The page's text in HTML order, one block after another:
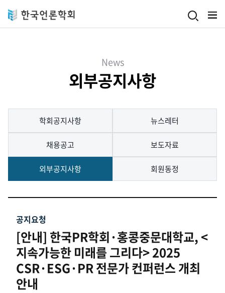
News
외부공지사항
학회공지사항 뉴스레터
채용공고 보도자료
외부공지사항 회원동정
공지요청
[안내] 한국PR학회·홍콩중문대학교, <
지속가능한 미래를 그리다> 2025
CSR·ESG·PR 전문가 컨퍼런스 개최
안내